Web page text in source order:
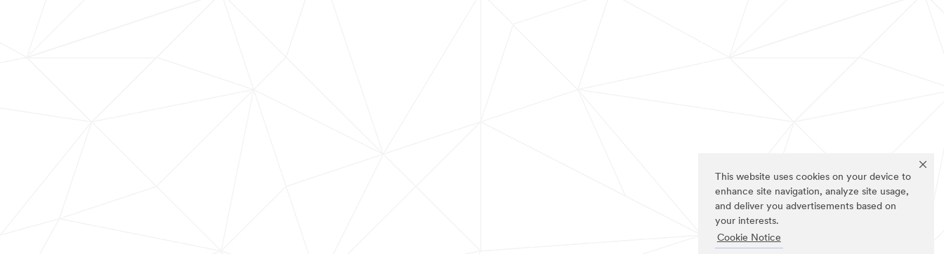
This website uses cookies on your device to
enhance site navigation, analyze site usage,
and deliver you advertisements based on
your interests.
Cookie Notice